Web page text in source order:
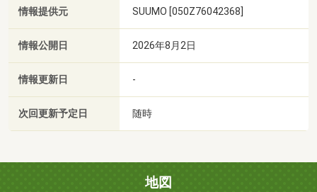
情報提供元 SUUMO [050Z76042368]
情報公開日 2026年8月2日
情報更新日 -
次回更新予定日 随時
地図